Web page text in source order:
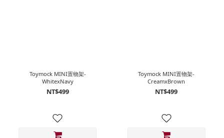
Toymock MINI置物架-
WhitexNavy
NT$499
Toymock MINI置物架-
CreamxBrown
NT$499